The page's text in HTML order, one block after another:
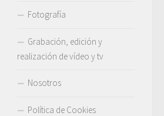
Fotografía
Grabación, edición y
realización de vídeo y tv
Nosotros
Política de Cookies